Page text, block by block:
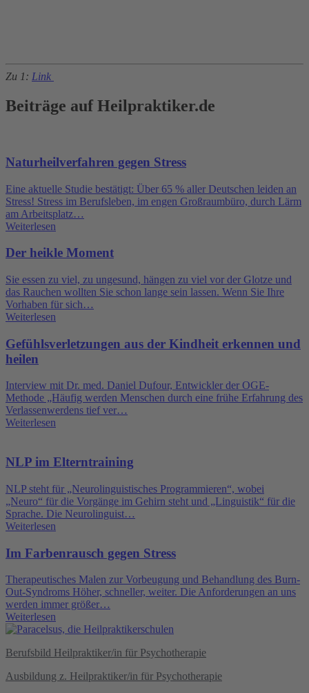
Zu 1: Link
Beiträge auf Heilpraktiker.de
Naturheilverfahren gegen Stress
Eine aktuelle Studie bestätigt: Über 65 % aller Deutschen leiden an
Stress! Stress im Berufsleben, im engen Großraumbüro, durch Lärm
am Arbeitsplatz…
Weiterlesen
Der heikle Moment
Sie essen zu viel, zu ungesund, hängen zu viel vor der Glotze und
das Rauchen wollten Sie schon lange sein lassen. Wenn Sie Ihre
Vorhaben für sich…
Weiterlesen
Gefühlsverletzungen aus der Kindheit erkennen und
heilen
Interview mit Dr. med. Daniel Dufour, Entwickler der OGE-
Methode „Häufig werden Menschen durch eine frühe Erfahrung des
Verlassenwerdens tief ver…
Weiterlesen
NLP im Elterntraining
NLP steht für „Neurolinguistisches Programmieren“, wobei
„Neuro“ für die Vorgänge im Gehirn steht und „Linguistik“ für die
Sprache. Die Neurolinguist…
Weiterlesen
Im Farbenrausch gegen Stress
Therapeutisches Malen zur Vorbeugung und Behandlung des Burn-
Out-Syndroms Höher, schneller, weiter. Die Anforderungen an uns
werden immer größer…
Weiterlesen
Berufsbild Heilpraktiker/in für Psychotherapie
Ausbildung z. Heilpraktiker/in für Psychotherapie